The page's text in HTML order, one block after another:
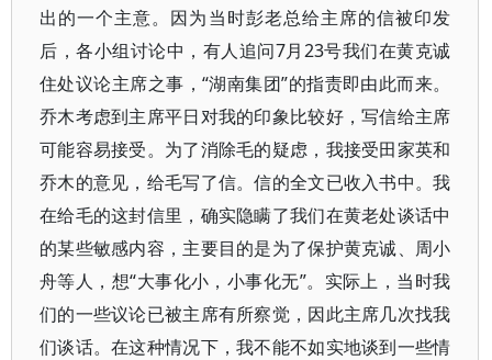
出的一个主意。因为当时彭老总给主席的信被印发
后，各小组讨论中，有人追问7月23号我们在黄克诚
住处议论主席之事，“湖南集团”的指责即由此而来。
乔木考虑到主席平日对我的印象比较好，写信给主席
可能容易接受。为了消除毛的疑虑，我接受田家英和
乔木的意见，给毛写了信。信的全文已收入书中。我
在给毛的这封信里，确实隐瞒了我们在黄老处谈话中
的某些敏感内容，主要目的是为了保护黄克诚、周小
舟等人，想“大事化小，小事化无”。实际上，当时我
们的一些议论已被主席有所察觉，因此主席几次找我
们谈话。在这种情况下，我不能不如实地谈到一些情